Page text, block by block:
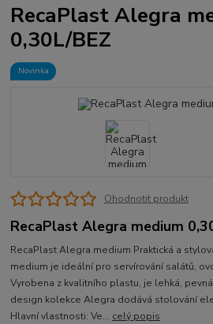
RecaPlast Alegra
0,30L/BEZ
Novinka
Ohodnotit produkt
RecaPlast Alegra medium
RecaPlast Alegra medium Praktická a
medium je ideální pro servírování salátů,
Vyrobena z kvalitního plastu, je lehká,
design kolekce Alegra dodává stolování
Hlavní vlastnosti: Ve... celý popis